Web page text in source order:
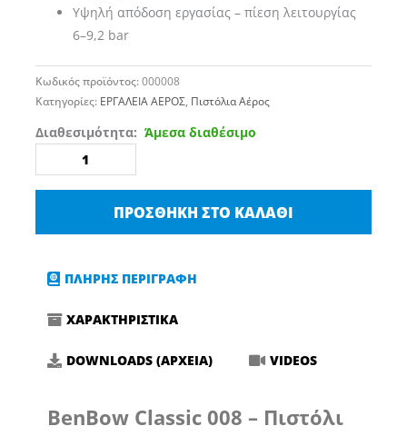
Υψηλή απόδοση εργασίας – πίεση λειτουργίας
6–9,2 bar
Κωδικός προϊόντος:000008
Κατηγορίες: ΕΡΓΑΛΕΙΑ ΑΕΡΟΣ, Πιστόλια Αέρος
Διαθεσιμότητα: Άμεσα διαθέσιμο
BenBow
Classic
Tornado
ποσότητα
ΠΡΟΣΘΉΚΗ ΣΤΟ ΚΑΛΆΘΙ
ΠΛΗΡΗΣ ΠΕΡΙΓΡΑΦΗ
ΧΑΡΑΚΤΗΡΙΣΤΙΚΑ
DOWNLOADS (ΑΡΧΕΙΑ) VIDEOS
BenBow Classic 008 – Πιστόλι